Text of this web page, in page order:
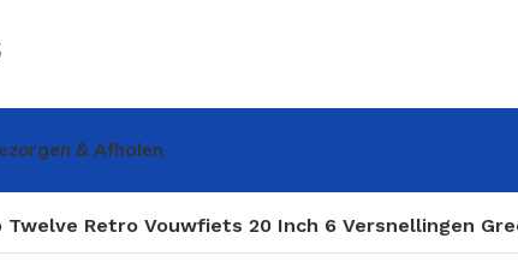
& Afhalen
Twelve Retro Vouwfiets 20 Inch 6 Versnellingen